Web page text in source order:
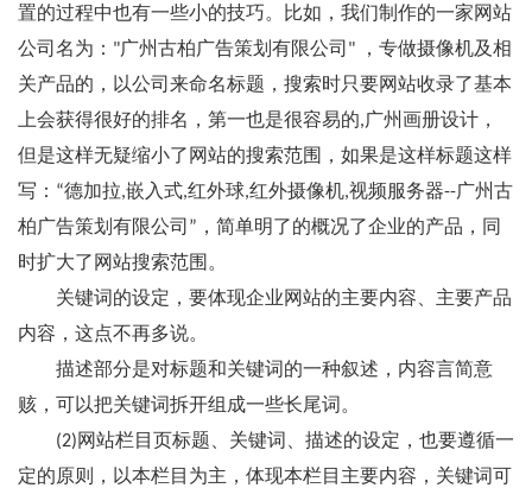
置的过程中也有一些小的技巧。比如，我们制作的一家网站
公司名为："广州古柏广告策划有限公司" ，专做摄像机及相
关产品的，以公司来命名标题，搜索时只要网站收录了基本
上会获得很好的排名，第一也是很容易的,广州画册设计，
但是这样无疑缩小了网站的搜索范围，如果是这样标题这样
写：“德加拉,嵌入式,红外球,红外摄像机,视频服务器--广州古
柏广告策划有限公司”，简单明了的概况了企业的产品，同
时扩大了网站搜索范围。
关键词的设定，要体现企业网站的主要内容、主要产品
内容，这点不再多说。
描述部分是对标题和关键词的一种叙述，内容言简意
赅，可以把关键词拆开组成一些长尾词。
(2)网站栏目页标题、关键词、描述的设定，也要遵循一
定的原则，以本栏目为主，体现本栏目主要内容，关键词可